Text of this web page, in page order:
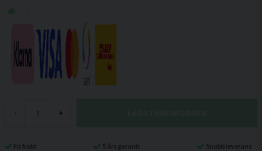
- +
Fri frakt 5 års garanti Snabb leverans